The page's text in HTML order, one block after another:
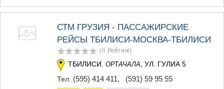
АХАЛКАЛАКИ
АХАЛЦИХЕ
НИНОЦМИНДА
АБАСТУМАНИ
СТМ ГРУЗИЯ - ПАССАЖИРСКИЕ
РЕЙСЫ ТБИЛИСИ-МОСКВА-ТБИЛИСИ
(0 Рейтинг)
ТБИЛИСИ. ОРТАЧАЛА, УЛ. ГУЛИА 5
Тел: (595) 414 411, (591) 59 95 55